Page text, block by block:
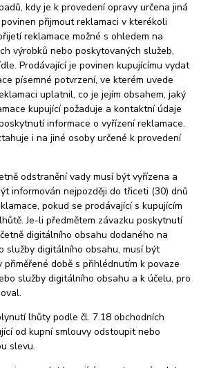
kdy je k provedení opravy určena jiná
přijmout reklamaci v kterékoli
reklamace možné s ohledem na
výrobků nebo poskytovaných služeb,
Prodávající je povinen kupujícímu vydat
písemné potvrzení, ve kterém uvede
uplatnil, co je jejím obsahem, jaký
kupující požaduje a kontaktní údaje
informace o vyřízení reklamace.
i na jiné osoby určené k provedení
odstranění vady musí být vyřízena a
informován nejpozději do třiceti (30) dnů
pokud se prodávající s kupujícím
Je-li předmětem závazku poskytnutí
digitálního obsahu dodaného na
služby digitálního obsahu, musí být
přiměřené době s přihlédnutím k povaze
služby digitálního obsahu a k účelu, pro
lhůty podle čl. 7.18 obchodních
od kupní smlouvy odstoupit nebo
slevu.